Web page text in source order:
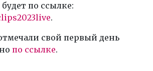
по ссылке:
.
свой первый день
по ссылке.